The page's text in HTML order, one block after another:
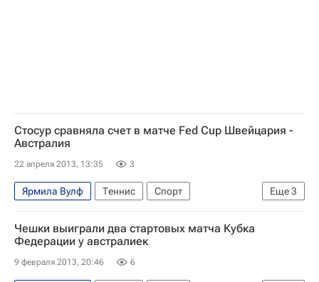
Стосур сравняла счет в матче Fed Cup Швейцария -
Австралия
22 апреля 2013, 13:35 3
Еще3
Ярмила Вулф Теннис
Спорт
Кубок Билли Джин Кинг (Кубок Федераций)
Ромина Опранди
Саманта Стосур
Чешки выиграли два стартовых матча Кубка
Федерации у австралиек
9 февраля 2013, 20:46 6